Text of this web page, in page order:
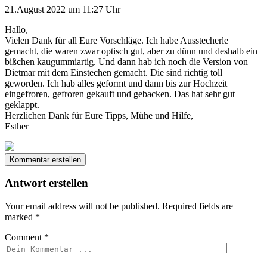
21.August 2022 um 11:27 Uhr
Hallo,
Vielen Dank für all Eure Vorschläge. Ich habe Ausstecherle
gemacht, die waren zwar optisch gut, aber zu dünn und deshalb ein
bißchen kaugummiartig. Und dann hab ich noch die Version von
Dietmar mit dem Einstechen gemacht. Die sind richtig toll
geworden. Ich hab alles geformt und dann bis zur Hochzeit
eingefroren, gefroren gekauft und gebacken. Das hat sehr gut
geklappt.
Herzlichen Dank für Eure Tipps, Mühe und Hilfe,
Esther
Kommentar erstellen
Antwort erstellen
Your email address will not be published. Required fields are
marked *
Comment *